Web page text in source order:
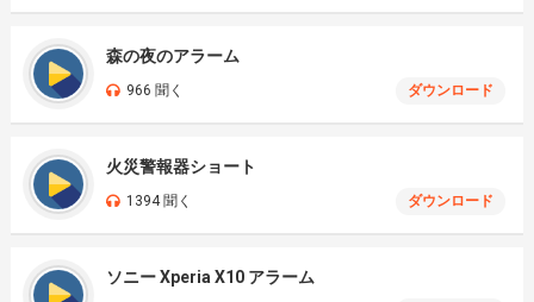
森の夜のアラーム
966 聞く ダウンロード
火災警報器ショート
1394 聞く ダウンロード
ソニー Xperia X10 アラーム